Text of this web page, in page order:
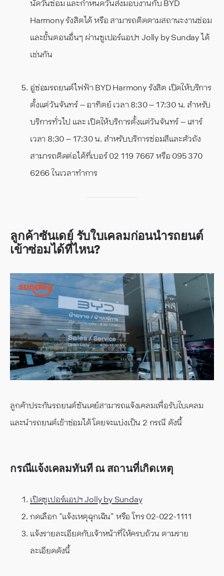
นัดวันซ่อม และกำหนดวันส่งมอบงานกับ BYD
Harmony รังสิตได้ หรือ สามารถติดตามสถานะงานซ่อม
และขั้นตอนอื่นๆ ผ่านซูเปอร์แอปฯ Jolly by Sunday ได้
เช่นกัน
อู่ซ่อมรถยนต์ไฟฟ้า BYD Harmony รังสิต เปิดให้บริการ
ตั้งแต่วันจันทร์ – อาทิตย์ เวลา 8:30 – 17:30 น. สำหรับ
บริการทั่วไป และ เปิดให้บริการตั้งแต่วันจันทร์ – เสาร์
เวลา 8:30 – 17:30 น. สำหรับบริการซ่อมสีและตัวถัง
สามารถติดต่อได้ที่เบอร์ 02 119 7667 หรือ 095 370
6266 ในเวลาทำการ
ลูกค้าซันเดย์ รับใบเคลมก่อนนำรถยนต์
เข้าซ่อมได้ที่ไหน?
ลูกค้าประกันรถยนต์ซันเดย์สามารถแจ้งเคลมเพื่อรับใบเคลม
และนำรถยนต์เข้าซ่อมได้ โดยจะแบ่งเป็น 2 กรณี ดังนี้
กรณีแจ้งเคลมทันที ณ สถานที่เกิดเหตุ
เปิดซูเปอร์แอปฯ Jolly by Sunday
กดเลือก “แจ้งเหตุฉุกเฉิน” หรือ โทร 02-022-1111
แจ้งรายละเอียดกับเจ้าหน้าที่ให้ครบถ้วน ตามราย
ละเอียดดังนี้